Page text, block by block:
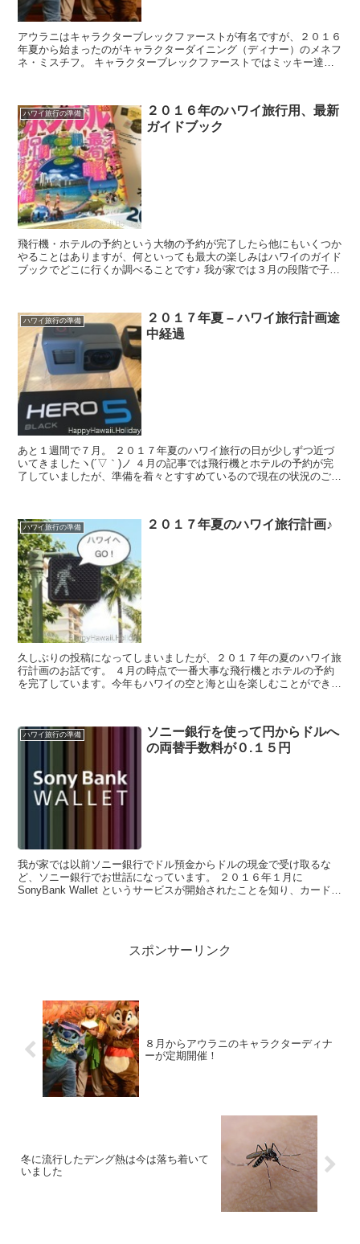
アウラニはキャラクターブレックファーストが有名ですが、２０１６
年夏から始まったのがキャラクターダイニング（ディナー）のメネフ
ネ・ミスチフ。 キャラクターブレックファーストではミッキー達が
ハワイ旅行の準備
２０１６年のハワイ旅行用、最新
ガイドブック
飛行機・ホテルの予約という大物の予約が完了したら他にもいくつか
やることはありますが、何といっても最大の楽しみはハワイのガイド
ブックでどこに行くか調べることです♪ 我が家では３月の段階で子連
ハワイ旅行の準備
２０１７年夏 – ハワイ旅行計画途
中経過
あと１週間で７月。 ２０１７年夏のハワイ旅行の日が少しずつ近づ
いてきましたヽ(´▽｀)ノ ４月の記事では飛行機とホテルの予約が完
了していましたが、準備を着々とすすめているので現在の状況のご報
ハワイ旅行の準備 ２０１７年夏のハワイ旅行計画♪
久しぶりの投稿になってしまいましたが、２０１７年の夏のハワイ旅
行計画のお話です。 ４月の時点で一番大事な飛行機とホテルの予約
を完了しています。今年もハワイの空と海と山を楽しむことができま
ハワイ旅行の準備
ソニー銀行を使って円からドルへ
の両替手数料が０.１５円
我が家では以前ソニー銀行でドル預金からドルの現金で受け取るな
ど、ソニー銀行でお世話になっています。 ２０１６年１月に
SonyBank Wallet というサービスが開始されたことを知り、カードを
スポンサーリンク
８月からアウラニのキャラクターディナ
ーが定期開催！
冬に流行したデング熱は今は落ち着いて
いました